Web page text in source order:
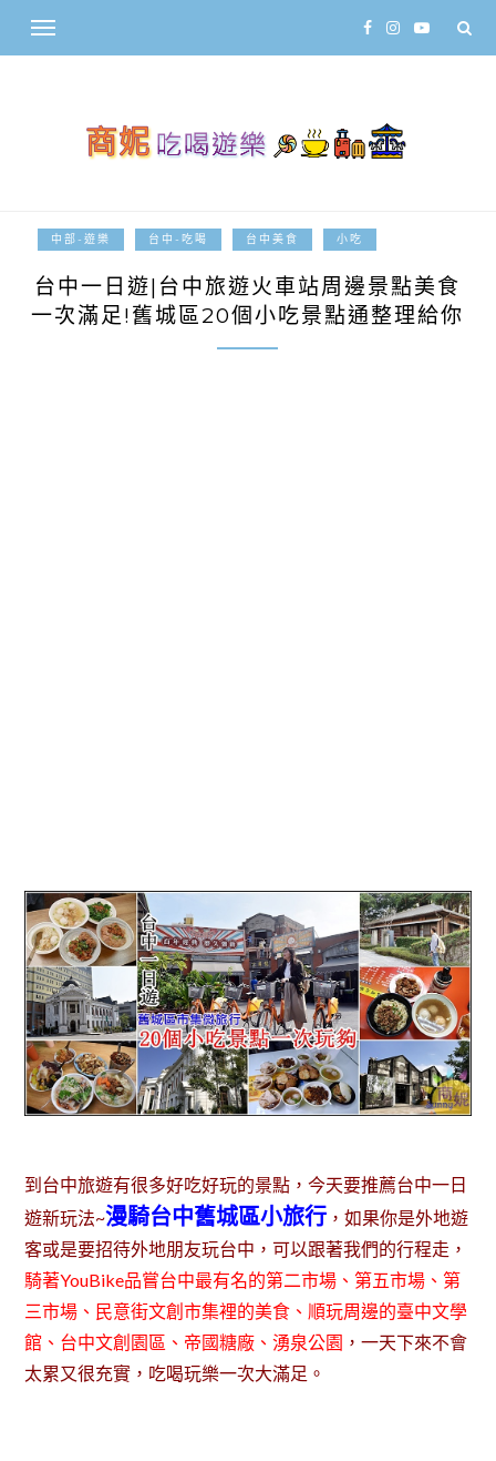
中部-遊樂 台中-吃喝 台中美食 小吃
台中一日遊|台中旅遊火車站周邊景點美食
一次滿足!舊城區20個小吃景點通整理給你
到台中旅遊有很多好吃好玩的景點，今天要推薦台中一日
遊新玩法~漫騎台中舊城區小旅行 ，如果你是外地遊
客或是要招待外地朋友玩台中，可以跟著我們的行程走，
騎著YouBike品嘗台中最有名的第二市場、第五市場、第
三市場、民意街文創市集裡的美食、順玩周邊的臺中文學
館、 台中文創園區、帝國糖廠、湧泉公園 ，一天下來不會
太累又很充實，吃喝玩樂一次大滿足。